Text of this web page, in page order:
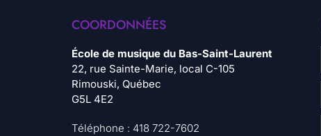
COORDONNÉES
École de musique du Bas-Saint-Laurent
22, rue Sainte-Marie, local C-105
Rimouski, Québec
G5L 4E2
Téléphone : 418 722-7602